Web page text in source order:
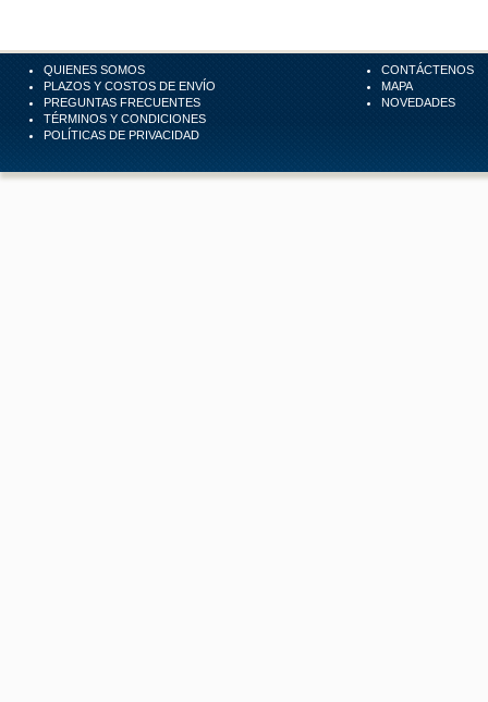
QUIENES SOMOS
PLAZOS Y COSTOS DE ENVÍO
PREGUNTAS FRECUENTES
TÉRMINOS Y CONDICIONES
POLÍTICAS DE PRIVACIDAD
CONTÁCTENOS
MAPA
NOVEDADES